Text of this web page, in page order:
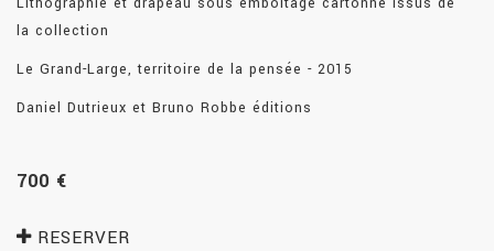
la collection
Le Grand-Large, territoire de la pensée - 2015
Daniel Dutrieux et Bruno Robbe éditions
700 €
RESERVER